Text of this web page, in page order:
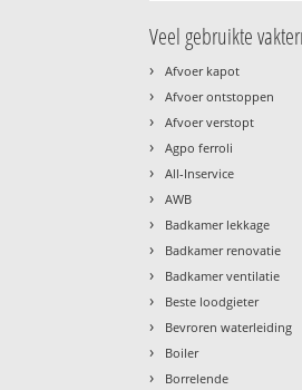
Veel gebruikte
› Afvoer kapot
› Afvoer ontstoppen
› Afvoer verstopt
› Agpo ferroli
› All-Inservice
› AWB
› Badkamer lekkage
› Badkamer renovatie
› Badkamer ventilatie
› Beste loodgieter
› Bevroren waterleiding
› Boiler
› Borrelende